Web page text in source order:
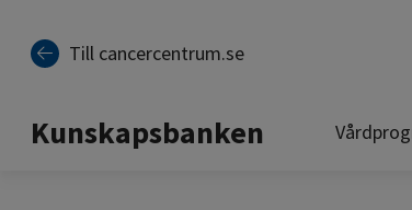
Till cancercentrum.se
Kunskapsbanken